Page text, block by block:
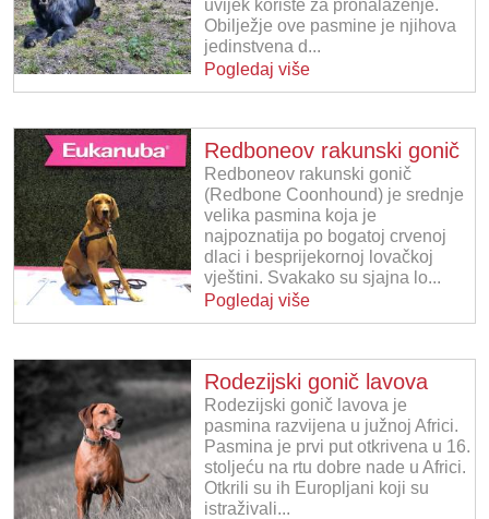
uvijek koriste za pronalaženje.
Obilježje ove pasmine je njihova
jedinstvena d...
Pogledaj više
Redboneov rakunski gonič
Redboneov rakunski gonič
(Redbone Coonhound) je srednje
velika pasmina koja je
najpoznatija po bogatoj crvenoj
dlaci i besprijekornoj lovačkoj
vještini. Svakako su sjajna lo...
Pogledaj više
Rodezijski gonič lavova
Rodezijski gonič lavova je
pasmina razvijena u južnoj Africi.
Pasmina je prvi put otkrivena u 16.
stoljeću na rtu dobre nade u Africi.
Otkrili su ih Europljani koji su
istraživali...